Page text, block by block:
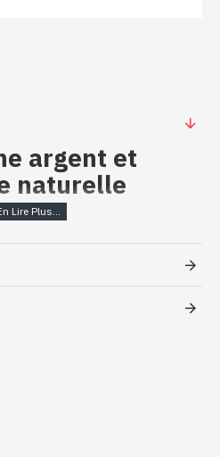
argent et
naturelle
- Bague
Pierre de Lune
1000
)
approx
et Pierre de
ovale (BG-